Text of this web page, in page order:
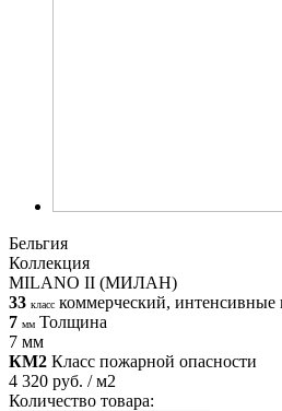
Бельгия
Коллекция
MILANO II (МИЛАН)
33 класс коммерческий, интенсивные
7 мм Толщина
7 мм
КМ2 Класс пожарной опасности
4 320 руб. / м2
Количество товара: